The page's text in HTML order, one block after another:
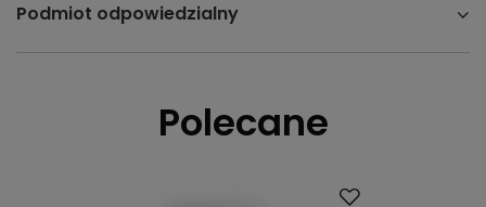
Podmiot odpowiedzialny
Polecane